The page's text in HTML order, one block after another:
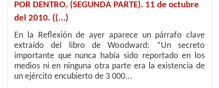
POR DENTRO. (SEGUNDA PARTE). 11 de octubre
del 2010. ((...)
En la Reflexión de ayer aparece un párrafo clave
extraído del libro de Woodward: “Un secreto
importante que nunca había sido reportado en los
medios ni en ninguna otra parte era la existencia de
un ejército encubierto de 3 000...